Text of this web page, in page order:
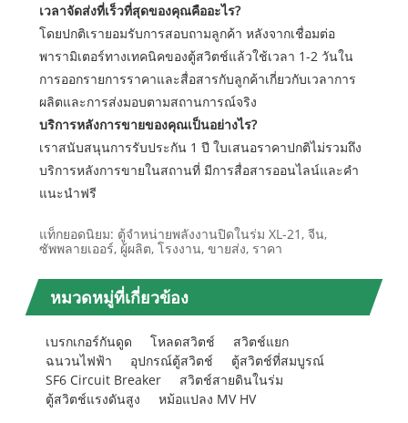
เวลาจัดส่งที่เร็วที่สุดของคุณคืออะไร?
โดยปกติเรายอมรับการสอบถามลูกค้า หลังจากเชื่อมต่อ
พารามิเตอร์ทางเทคนิคของตู้สวิตช์แล้วใช้เวลา 1-2 วันใน
การออกรายการราคาและสื่อสารกับลูกค้าเกี่ยวกับเวลาการ
ผลิตและการส่งมอบตามสถานการณ์จริง
บริการหลังการขายของคุณเป็นอย่างไร?
เราสนับสนุนการรับประกัน 1 ปี ใบเสนอราคาปกติไม่รวมถึง
บริการหลังการขายในสถานที่ มีการสื่อสารออนไลน์และคำ
แนะนำฟรี
แท็กยอดนิยม: ตู้จำหน่ายพลังงานปิดในร่ม XL-21, จีน,
ซัพพลายเออร์, ผู้ผลิต, โรงงาน, ขายส่ง, ราคา
หมวดหมู่ที่เกี่ยวข้อง
เบรกเกอร์กันดูด โหลดสวิตช์
สวิตช์แยก
ฉนวนไฟฟ้า
อุปกรณ์ตู้สวิตช์
ตู้สวิตช์ที่สมบูรณ์
SF6 Circuit Breaker
สวิตช์สายดินในร่ม
ตู้สวิตช์แรงดันสูง
หม้อแปลง MV HV